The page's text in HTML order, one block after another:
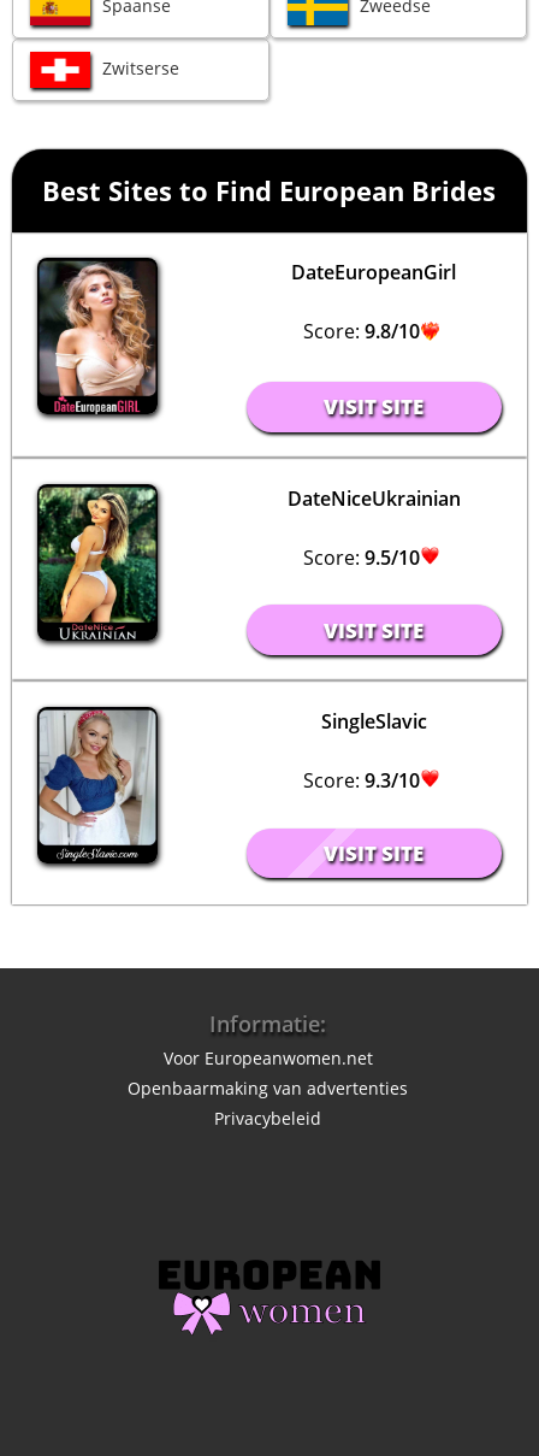
Spaanse Zweedse
Zwitserse
Best Sites to Find European Brides
DateEuropeanGirl
Score: 9.8/10
VISIT SITE
DateNiceUkrainian
Score: 9.5/10
VISIT SITE
SingleSlavic
Score: 9.3/10
VISIT SITE
Informatie:
Voor Europeanwomen.net
Openbaarmaking van advertenties
Privacybeleid